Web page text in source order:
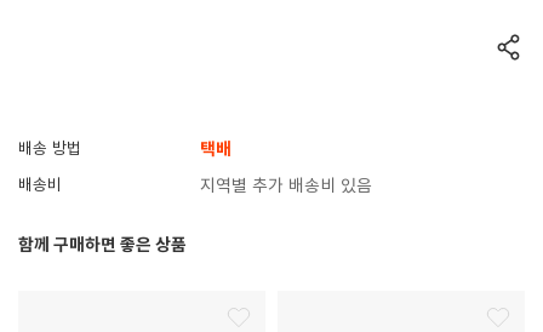
배송 방법 택배
배송비 지역별 추가 배송비 있음
함께 구매하면 좋은 상품